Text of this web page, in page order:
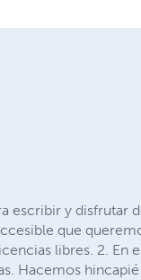
escribir y disfrutar
que
libres. 2. En
Hacemos